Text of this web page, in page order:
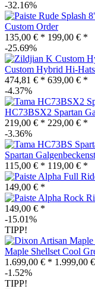
-32.16%
Custom Order
135,00 € * 199,00 € *
-25.69%
Custom Hybrid Hi-
474,81 € * 639,00 € *
-4.37%
HC73BSX2 Spartan
219,00 € * 229,00 € *
-3.36%
Spartan
115,00 € * 119,00 € *
149,00 € *
149,00 € *
-15.01%
TIPP!
Maple Shellset Cool
1.699,00 € * 1.999,00
-1.52%
TIPP!